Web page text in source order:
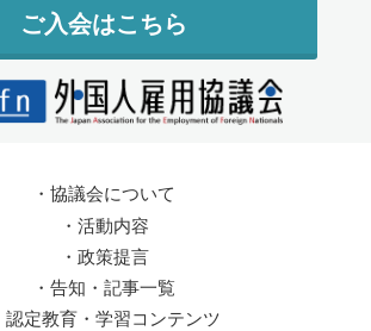
ご入会はこちら
・ 協議会について
・ 活動内容
・ 政策提言
・ 告知・記事一覧
認定教育・学習コンテンツ